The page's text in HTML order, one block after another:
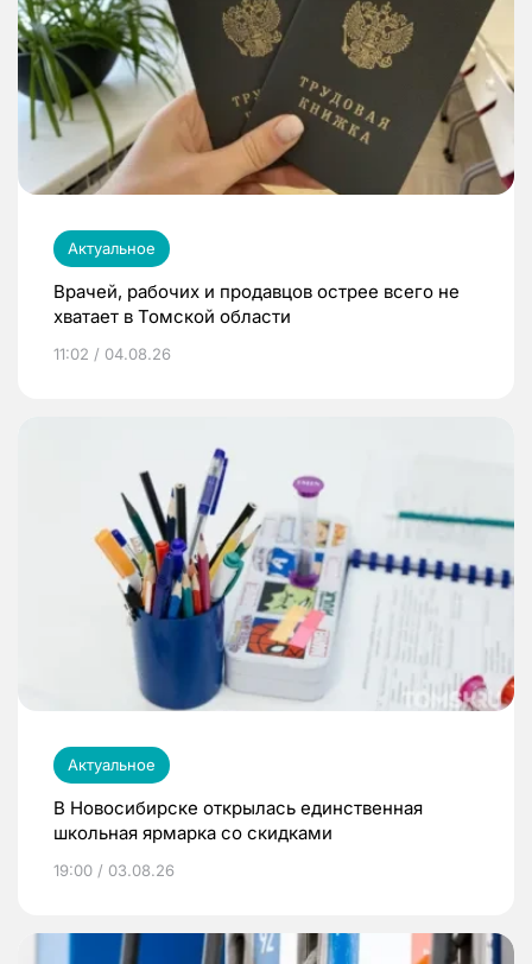
Актуальное
Врачей, рабочих и продавцов острее всего не
хватает в Томской области
11:02 / 04.08.26
Актуальное
В Новосибирске открылась единственная
школьная ярмарка со скидками
19:00 / 03.08.26